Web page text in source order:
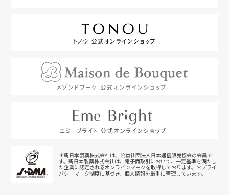
＊新日本製薬株式会社は、公益社団法人日本通信販売協会の会員で
す。新日本製薬株式会社は、電子商取引において、一定基準を満たし
た企業に認定されるオンラインマークを取得しております。＊プライ
バシーマーク制度に基づき、個人情報を厳重に管理しています。